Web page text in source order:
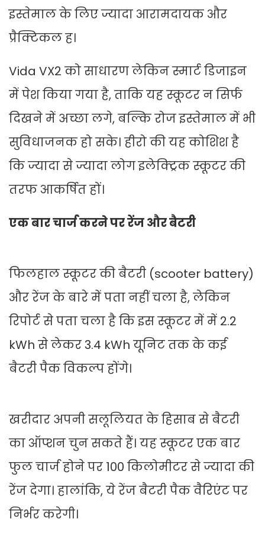
इस्तेमाल के लिए ज्यादा आरामदायक और
प्रैक्टिकल ह।
Vida VX2 को साधारण लेकिन स्मार्ट डिजाइन
में पेश किया गया है, ताकि यह स्कूटर न सिर्फ
दिखने में अच्छा लगे, बल्कि रोज इस्तेमाल में भी
सुविधाजनक हो सके। हीरो की यह कोशिश है
कि ज्यादा से ज्यादा लोग इलेक्ट्रिक स्कूटर की
तरफ आकर्षित हों।
एक बार चार्ज करने पर रेंज और बैटरी
फिलहाल स्कूटर की बैटरी (scooter battery)
और रेंज के बारे में पता नहीं चला है, लेकिन
रिपोर्ट से पता चला है कि इस स्कूटर में में 2.2
kWh से लेकर 3.4 kWh यूनिट तक के कई
बैटरी पैक विकल्प होंगे।
खरीदार अपनी सलूलियत के हिसाब से बैटरी
का ऑप्शन चुन सकते हैं। यह स्कूटर एक बार
फुल चार्ज होने पर 100 किलोमीटर से ज्यादा की
रेंज देगा। हालांकि, ये रेंज बैटरी पैक वैरिएंट पर
निर्भर करेगी।